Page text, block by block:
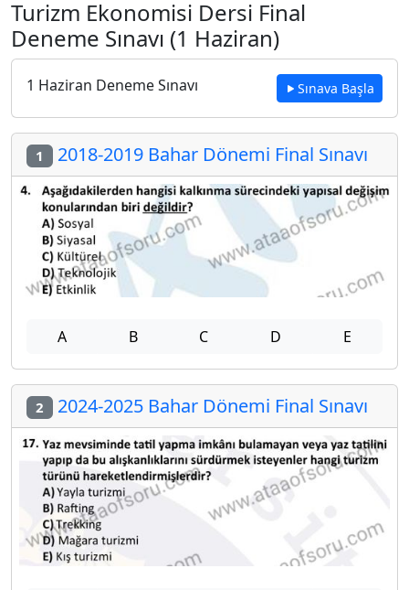
Turizm Ekonomisi Dersi Final
Deneme Sınavı (1 Haziran)
1 Haziran Deneme Sınavı Sınava Başla
1 2018-2019 Bahar Dönemi Final Sınavı
A B C D E
2 2024-2025 Bahar Dönemi Final Sınavı